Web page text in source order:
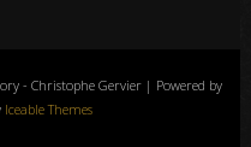
- Christophe Gervier | Powered by
Iceable Themes